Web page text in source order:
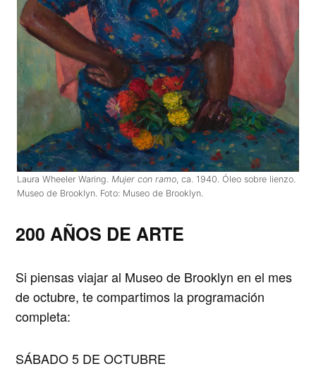
Laura Wheeler Waring. Mujer con ramo , ca. 1940. Óleo sobre lienzo.
Museo de Brooklyn. Foto: Museo de Brooklyn.
200 AÑOS DE ARTE
Si piensas viajar al Museo de Brooklyn en el mes
de octubre, te compartimos la programación
completa:
SÁBADO 5 DE OCTUBRE